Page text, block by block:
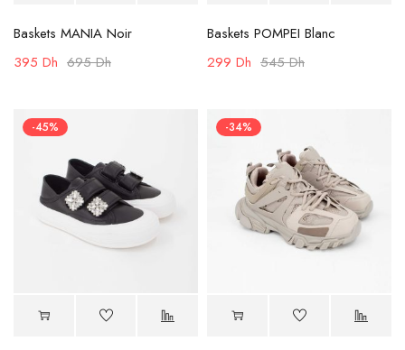
Baskets MANIA Noir
695Dh
395 Dh
Baskets POMPEI Blanc
545Dh
299 Dh
-45% -34%